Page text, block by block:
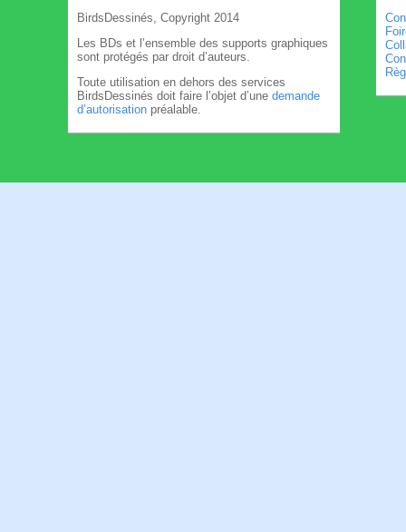
BirdsDessinés, Copyright 2014
Les BDs et l’ensemble des supports graphiques
sont protégés par droit d’auteurs.
Toute utilisation en dehors des services
BirdsDessinés doit faire l’objet d’une demande
d’autorisation préalable.